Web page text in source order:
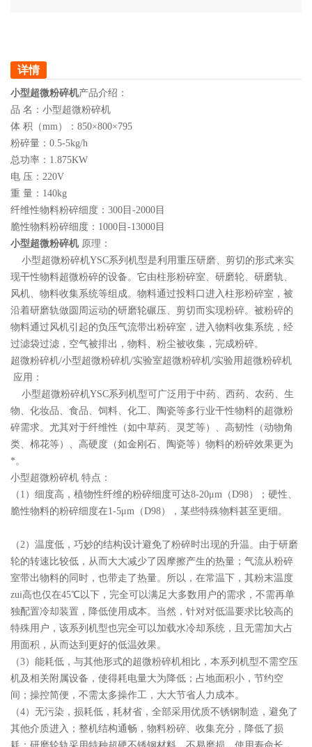
详情
小型超微粉碎机产品介绍：
品 名：小型超微粉碎机
体 积（mm）：850×800×795
粉碎量：0.5-5kg/h
总功率：1.875KW
电 压：220V
重 量：140kg
纤维性物料粉碎细度：300目-2000目
脆性物料粉碎细度：1000目-13000目
小型超微粉碎机原理：
小型超微粉碎机YSC系列机型是利用重压研磨、剪切的形式来实
现干性物料超微粉碎的设备。它由柱形粉碎室、研磨轮、研磨轨、
风机、物料收集系统等组成。物料通过投料口进入柱形粉碎室，被
沿着研磨轨做圆周运动的研磨轮碾压、剪切而实现粉碎。被粉碎的
物料通过风机引起的负压气流带出粉碎室，进入物料收集系统，经
过滤袋过滤，空气被排出，物料、粉尘被收集，完成粉碎。
超微粉碎机/小型超微粉碎机/实验室超微粉碎机/实验用超微粉碎机
应用：
小型超微粉碎机YSC系列机型可广泛用于中药、西药、农药、生
物、化妆品、食品、饲料、化工、陶瓷等多行业干性物料的超微粉
碎需求。尤其对于纤维性（如中草药、灵芝等）、高韧性（动物角
类、棉花等）、高硬度（如金刚石、陶瓷等）物料的粉碎效果更为
*。
小型超微粉碎机 特点：
（1）细度高，植物性纤维的粉碎细度可达8-20μm（D98）；硬性、
脆性物料的粉碎细度在1-5μm（D98），某些特殊物料甚至更细。
（2）温度低，巧妙的结构设计避免了粉碎时出现的升温。由于研磨
轮的转速比较低，从而大大减少了因摩擦产生的热量；气流从粉碎
室带出物料的同时，也带走了热量。所以，在常温下，其粉末温度
zui高也仅在45℃以下，完全可以满足大多数用户的需求，不需再单
独配置冷却装置，降低使用成本。当然，针对对低温要求比较高的
特殊用户，该系列机型也完全可以加载水冷却系统，且无需加大占
用面积，从而达到更好的低温效果。
（3）能耗低，与其他形式的超微粉碎机相比，本系列机型不需空压
机及相关附属设备，使得耗电量大为降低；占地面积小，节约空
间；操控简便，不需太多操作工，大大节省人力成本。
（4）无污染，损耗低，耗材省，全部采用优质不锈钢制造，避免了
其他介质进入；整机结构通畅，物料粉碎、收集充分，降低了损